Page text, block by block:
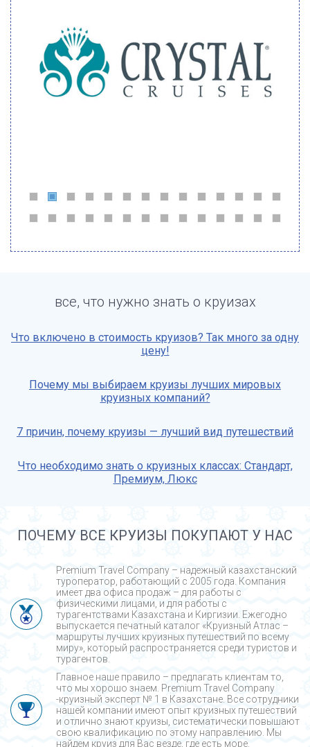
все, что нужно знать о круизах
Что включено в стоимость круизов? Так много за одну
цену!
Почему мы выбираем круизы лучших мировых
круизных компаний?
7 причин, почему круизы — лучший вид путешествий
Что необходимо знать о круизных классах: Стандарт,
Премиум, Люкс
ПОЧЕМУ ВСЕ КРУИЗЫ ПОКУПАЮТ У НАС
Premium Travel Company – надежный казахстанский
туроператор, работающий с 2005 года. Компания
имеет два офиса продаж – для работы с
физическими лицами, и для работы с
турагентствами Казахстана и Киргизии. Ежегодно
выпускается печатный каталог «Круизный Атлас –
маршруты лучших круизных путешествий по всему
миру», который распространяется среди туристов и
турагентов.
Главное наше правило – предлагать клиентам то,
что мы хорошо знаем. Premium Travel Company
-круизный эксперт № 1 в Казахстане. Все сотрудники
нашей компании имеют опыт круизных путешествий
и отлично знают круизы, систематически повышают
свою квалификацию по этому направлению. Мы
найдем круиз для Вас везде, где есть море.